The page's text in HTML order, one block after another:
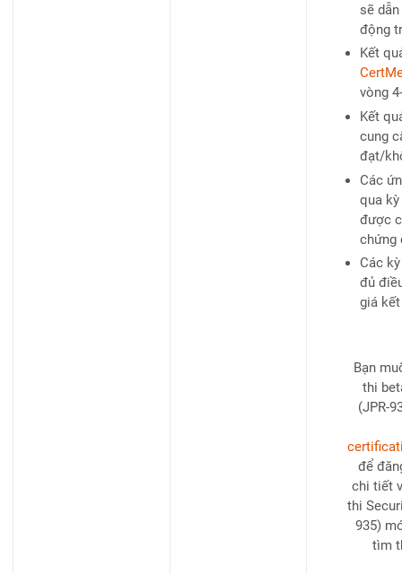
sẽ
động
Kết
vòng
Kết
cung
đạt/
Các
qua
được
chứng
​Các
đủ
giá
Bạn
thi
(JPR-
để
chi tiết
thi
935)
tìm